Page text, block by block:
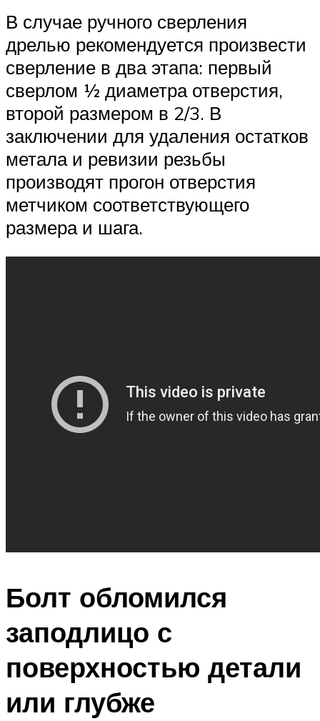
В случае ручного сверления
дрелью рекомендуется произвести
сверление в два этапа: первый
сверлом ½ диаметра отверстия,
второй размером в 2/3. В
заключении для удаления остатков
метала и ревизии резьбы
производят прогон отверстия
метчиком соответствующего
размера и шага.
Болт обломился
заподлицо с
поверхностью детали
или глубже